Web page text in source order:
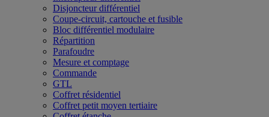
Disjoncteur différentiel
Coupe-circuit, cartouche et fusible
Bloc différentiel modulaire
Répartition
Parafoudre
Mesure et comptage
Commande
GTL
Coffret résidentiel
Coffret petit moyen tertiaire